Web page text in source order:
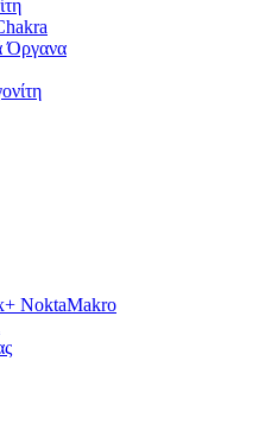
Όργανα
NoktaMakro